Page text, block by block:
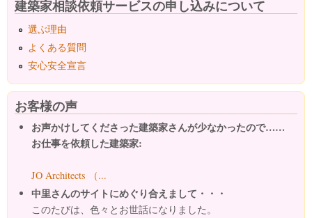
建築家相談依頼サービスの申し込みについて
選ぶ理由
よくある質問
安心安全宣言
お客様の声
お声かけしてくださった建築家さんが少なかったので……
お仕事を依頼した建築家:
JO Architects （...
中里さんのサイトにめぐり合えまして・・・
このたびは、色々とお世話になりました。